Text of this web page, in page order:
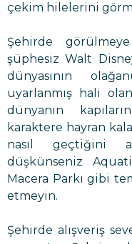
çekim hilelerini
Şehirde
şüphesiz Walt
dünyasının
uyarlanmış hali
dünyanın
karaktere hayran
nasıl geçtiğini
düşkünseniz
Macera Parkı gibi
etmeyin.
Şehirde alışveriş